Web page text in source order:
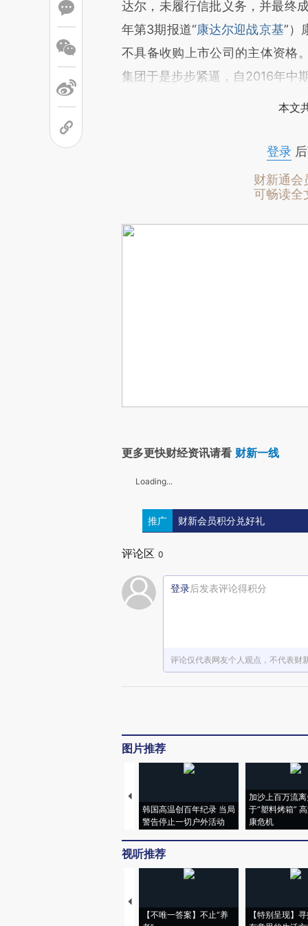
达尔，未履行信批义务，并最终
年第3期报道“康达尔迎战京基”）
不具备收购上市公司的主体资格
集团于是步步紧逼，自2016年中
本文
登录后
财新通会
可畅读全
更多更快财经资讯请看 财新一线
Loading...
推广 财新会员积分兑好礼
评论区 0
登录后发表评论得积分
评论仅代表网友个人观点，不代表财
图片推荐
韩国高温创百年纪录 当局
警告停止一切户外活动
加沙上百万流
于“塑料烤箱”
康危机
视听推荐
【不唯一答案】不止“养
【特别呈现】